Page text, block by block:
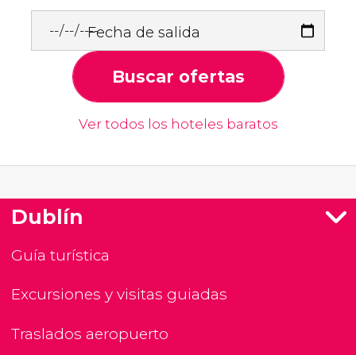
Fecha de salida
Buscar ofertas
Ver todos los hoteles baratos
Dublín
Guía turística
Excursiones y visitas guiadas
Traslados aeropuerto